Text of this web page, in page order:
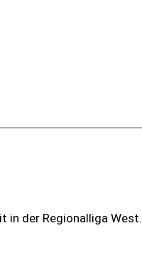
in der Regionalliga West.